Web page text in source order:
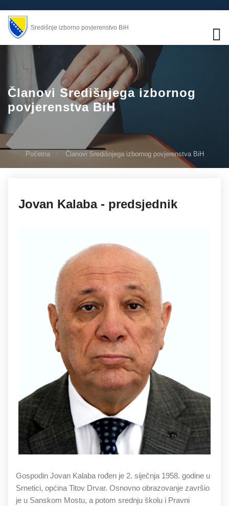
Središnje izborno povjerenstvo BiH
Članovi Središnjega izbornog
povjerenstva BiH
Početna Članovi Središnjega izbornog povjerenstva BiH
27.11.2019
Jovan Kalaba - predsjednik
Gospodin Jovan Kalaba rođen je 2. siječnja 1958. godine u
Srnetici, općina Titov Drvar. Osnovno obrazovanje završio
je u Sanskom Mostu, a potom srednju školu i Pravni